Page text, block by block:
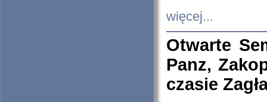
więcej...
Otwarte
Panz,
czasie